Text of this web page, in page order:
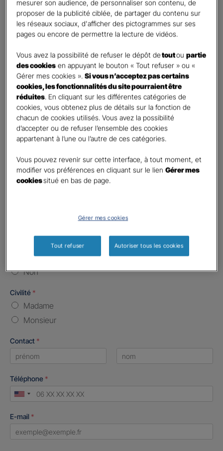
retraite
Percevoir un capital
Autre besoin
Etes-vous déjà titulaire d’un contrat Retraite ? *
Oui
Non
Quel est votre statut professionnel ?*
TNS (Travailleur non salarié)
Salarié
Le saviez-vous ?
Le PER individuel est un produit d'épargne à long terme qui vous permet d'obtenir une
Vos informations :
Etes-vous déjà client Gan assurances ?*
Oui
Non
Civilité *
Madame
Monsieur
Contact *
Téléphone *
United
+1
E-mail *
mesurer son audience, de personnaliser son contenu, de
proposer de la publicité ciblée, de partager du contenu sur
les réseaux sociaux, d'afficher des pictogrammes sur ses
pages ou encore de permettre la lecture de vidéos.
Vous avez la possibilité de refuser le dépôt detoutoupartie
des cookies en appuyant le bouton « Tout refuser » ou «
Gérer mes cookies ».Si vous n’acceptez pas certains
cookies, les fonctionnalités du site pourraient être
réduites. En cliquant sur les différentes catégories de
cookies, vous obtenez plus de détails sur la fonction de
chacun de cookies utilisés. Vous avez la possibilité
d’accepter ou de refuser l’ensemble des cookies
appartenant à l’une ou l’autre de ces catégories.
Vous pouvez revenir sur cette interface, à tout moment, et
modifier vos préférences en cliquant sur le lienGérer mes
cookiessitué en bas de page.
Gérer mes cookies
Tout refuser Autoriser tous les cookies